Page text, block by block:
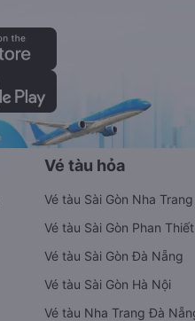
Vé tàu hỏa
Vé tàu Sài Gòn Nha Trang
Vé tàu Sài Gòn Phan Thiết
Vé tàu Sài Gòn Đà Nẵng
Vé tàu Sài Gòn Hà Nội
Vé tàu Nha Trang Đà